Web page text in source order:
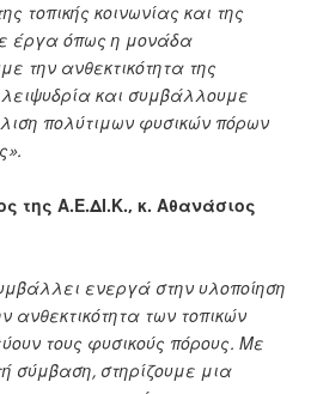
τοπικής κοινωνίας και της
έργα όπως η μονάδα
την ανθεκτικότητα της
και συμβάλλουμε
πολύτιμων φυσικών πόρων
της Α.Ε.ΔΙ.Κ., κ. Αθανάσιος
ενεργά στην υλοποίηση
ανθεκτικότητα των τοπικών
τους φυσικούς πόρους. Με
σύμβαση, στηρίζουμε μια